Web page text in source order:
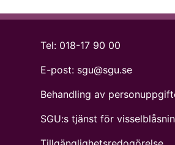
Tel: 018-17 90 00
E-post: sgu@sgu.se
Behandling av
SGU:s tjänst för